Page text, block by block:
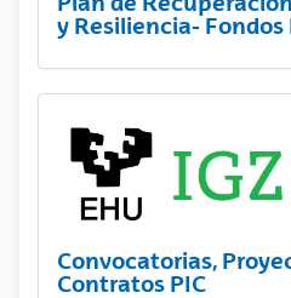
y Resiliencia- Fondos
Convocatorias,
Contratos PIC